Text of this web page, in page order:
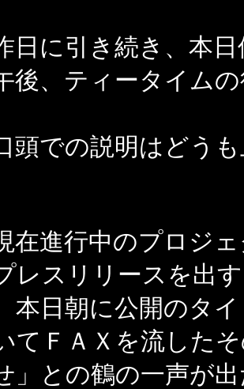
に引き続き、本日
、ティータイム
での説明はどう
進行中のプロジ
レスリリースを出
本日朝に公開のタ
てＦＡＸを流した
」との鶴の一声が